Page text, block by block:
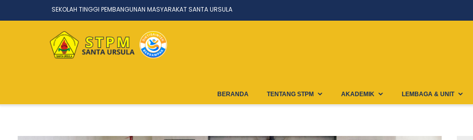
SEKOLAH TINGGI PEMBANGUNAN MASYARAKAT SANTA URSULA
BERANDA TENTANG STPM AKADEMIK LEMBAGA & UNIT